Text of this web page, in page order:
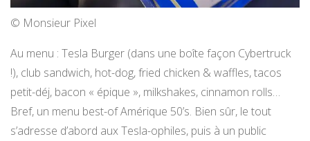
© Monsieur Pixel
Au menu : Tesla Burger (dans une boîte façon Cybertruck
!), club sandwich, hot-dog, fried chicken & waffles, tacos
petit-déj, bacon « épique », milkshakes, cinnamon rolls…
Bref, un menu best-of Amérique 50’s. Bien sûr, le tout
s’adresse d’abord aux Tesla-ophiles, puis à un public